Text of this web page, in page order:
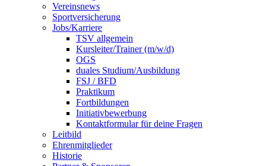
Vereinsnews
Sportversicherung
Jobs/Karriere
TSV allgemein
Kursleiter/Trainer (m/w/d)
OGS
duales Studium/Ausbildung
FSJ / BFD
Praktikum
Fortbildungen
Initiativbewerbung
Kontaktformular für deine Fragen
Leitbild
Ehrenmitglieder
Historie